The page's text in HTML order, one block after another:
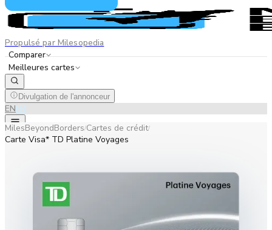
Propulsé par Milesopedia
Comparer
Meilleures cartes
Divulgation de l'annonceur
ENFR
MilesBeyondBorders/Cartes de crédit/
Carte Visa* TD Platine Voyages